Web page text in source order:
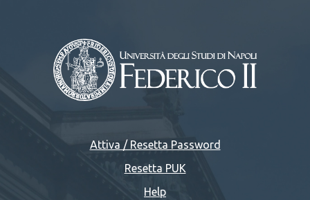
Attiva / Resetta Password
Resetta PUK
Help